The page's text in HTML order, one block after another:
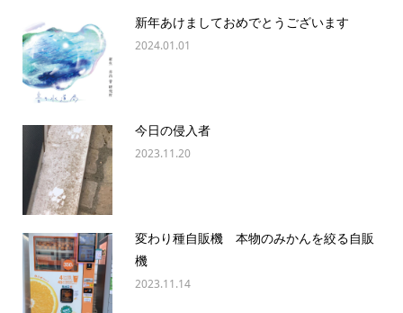
新年あけましておめでとうございます
2024.01.01
今日の侵入者
2023.11.20
変わり種自販機 本物のみかんを絞る自販
機
2023.11.14